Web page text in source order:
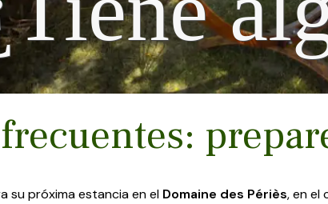
su próxima estancia en el Domaine des Périès, en el